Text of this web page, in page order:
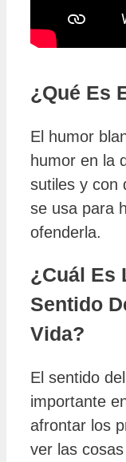
¿Qué Es
El humor
humor en la
sutiles y con
se usa para
ofenderla.
¿Cuál Es
Sentido
Vida?
El sentido
importante
afrontar los
ver las